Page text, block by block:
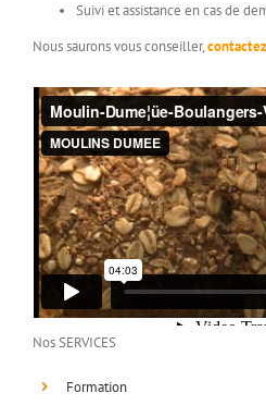
Suivi et assistance en cas de
Nous saurons vous conseiller,
Nos SERVICES
Formation